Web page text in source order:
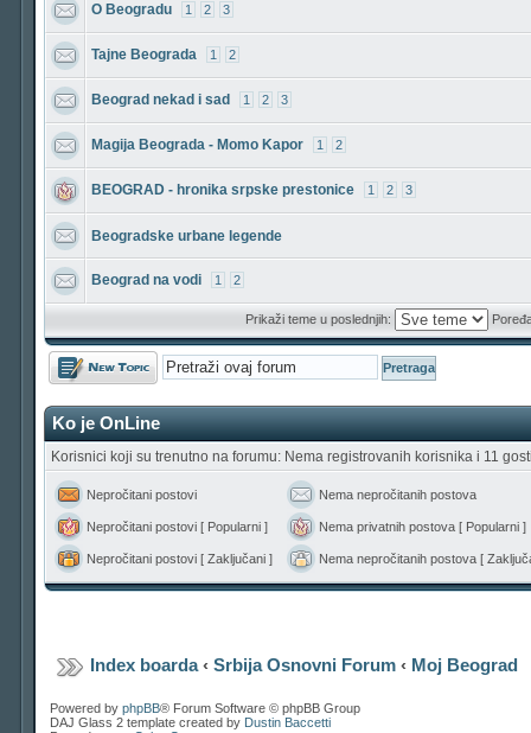
O Beogradu 1 2 3
Tajne Beograda 1 2
Beograd nekad i sad 1 2 3
Magija Beograda - Momo Kapor 1 2
BEOGRAD - hronika srpske prestonice 1 2 3
Beogradske urbane legende
Beograd na vodi 1 2
Prikaži teme u poslednjih:
Počni novu temu
Ko je OnLine
Korisnici koji su trenutno na forumu: Nema registrovanih korisnika i 11
Nepročitani postovi Nema nepročitanih postova
Nepročitani postovi [ Popularni ] Nema privatnih postova [ Popularni ]
Nepročitani postovi [ Zaključani ] Nema nepročitanih postova [
Index boarda‹Srbija Osnovni Forum ‹ Moj Beograd
Powered by phpBB® Forum Software © phpBB Group
DAJ Glass 2 template created by Dustin Baccetti